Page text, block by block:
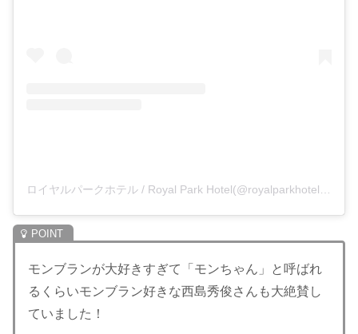
モンブランが大好きすぎて「モンちゃん」と呼ばれ
るくらいモンブラン好きな西島秀俊さんも大絶賛し
ていました！